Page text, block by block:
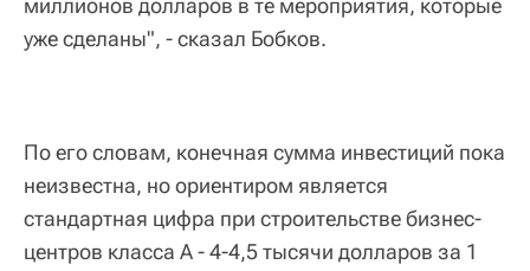
миллионов долларов в те мероприятия, которые
уже сделаны", - сказал Бобков.
По его словам, конечная сумма инвестиций пока
неизвестна, но ориентиром является
стандартная цифра при строительстве бизнес-
центров класса А - 4-4,5 тысячи долларов за 1